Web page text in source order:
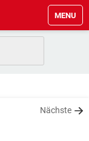
MENU
Nächste